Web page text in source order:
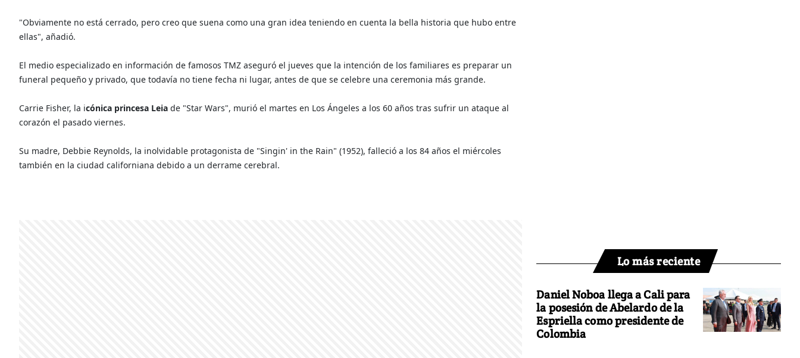
"Obviamente no está cerrado, pero creo que suena como una gran idea teniendo en cuenta la bella historia que hubo entre
ellas", añadió.
El medio especializado en información de famosos TMZ aseguró el jueves que la intención de los familiares es preparar un
funeral pequeño y privado, que todavía no tiene fecha ni lugar, antes de que se celebre una ceremonia más grande.
Carrie Fisher, la icónica princesa Leia de "Star Wars", murió el martes en Los Ángeles a los 60 años tras sufrir un ataque al
corazón el pasado viernes.
Su madre, Debbie Reynolds, la inolvidable protagonista de "Singin' in the Rain" (1952), falleció a los 84 años el miércoles
también en la ciudad californiana debido a un derrame cerebral.
Lo más reciente
Daniel Noboa llega a Cali para
la posesión de Abelardo de la
Espriella como presidente de
Colombia